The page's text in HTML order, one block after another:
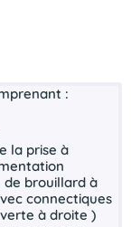
:
la prise à
de brouillard à
connectiques
à droite )